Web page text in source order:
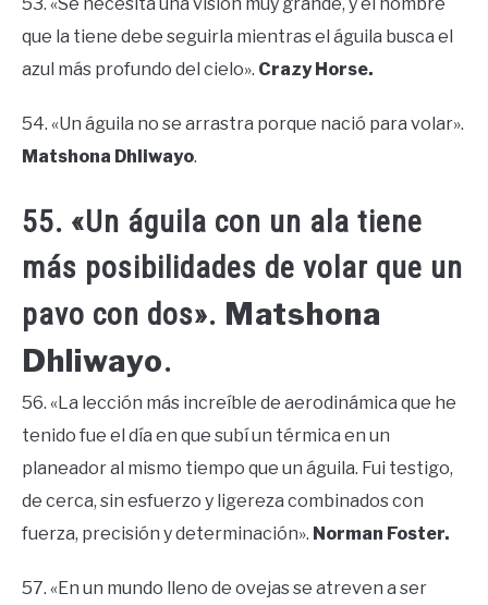
que la tiene debe seguirla mientras el águila busca el
azul más profundo del cielo». Crazy Horse.
54. «Un águila no se arrastra porque nació para volar».
Matshona Dhliwayo.
55. «Un águila con un ala tiene
más posibilidades de volar que un
pavo con dos». Matshona
Dhliwayo.
56. «La lección más increíble de aerodinámica que he
tenido fue el día en que subí un térmica en un
planeador al mismo tiempo que un águila. Fui testigo,
de cerca, sin esfuerzo y ligereza combinados con
fuerza, precisión y determinación». Norman Foster.
57. «En un mundo lleno de ovejas se atreven a ser